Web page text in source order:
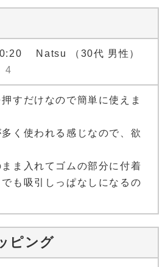
Natsu （30代 男性）
4
すだけなので簡単に使えま
く使われる感じなので、欲
ま入れてゴムの部分に付着
も吸引しっぱなしになるの
ピング